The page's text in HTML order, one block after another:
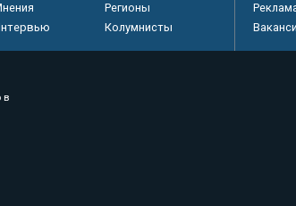
Регионы
Колумнисты
в